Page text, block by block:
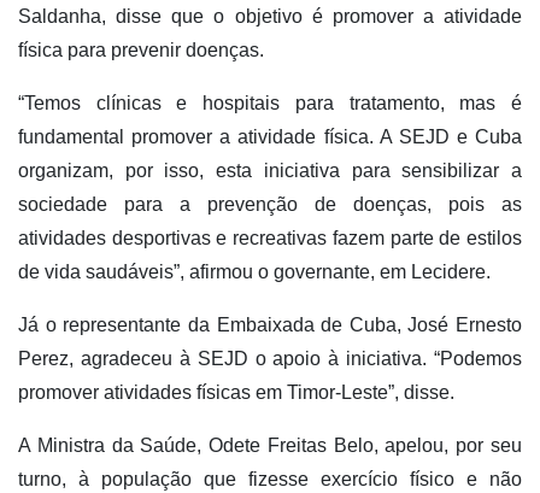
Saldanha, disse que o objetivo é promover a atividade
física para prevenir doenças.
“Temos clínicas e hospitais para tratamento, mas é
fundamental promover a atividade física. A SEJD e Cuba
organizam, por isso, esta iniciativa para sensibilizar a
sociedade para a prevenção de doenças, pois as
atividades desportivas e recreativas fazem parte de estilos
de vida saudáveis”, afirmou o governante, em Lecidere.
Já o representante da Embaixada de Cuba, José Ernesto
Perez, agradeceu à SEJD o apoio à iniciativa. “Podemos
promover atividades físicas em Timor-Leste”, disse.
A Ministra da Saúde, Odete Freitas Belo, apelou, por seu
turno, à população que fizesse exercício físico e não